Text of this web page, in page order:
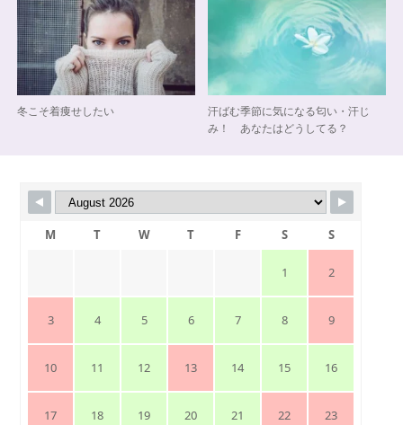
冬こそ着痩せしたい
汗ばむ季節に気になる匂い・汗じ
み！ あなたはどうしてる？
M T W T F S S
1 2
3 4 5 6 7 8 9
10 11 12 13 14 15 16
17 18 19 20 21 22 23